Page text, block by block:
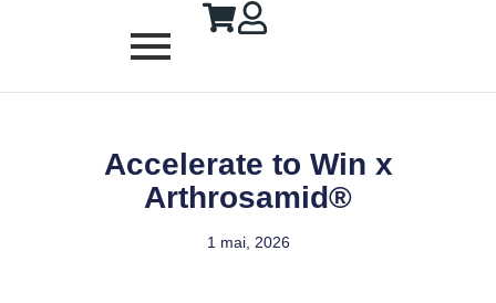
Accelerate to Win x
Arthrosamid®
1 mai, 2026